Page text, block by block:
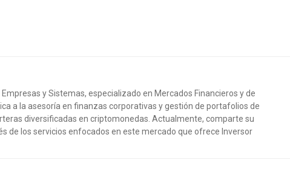
y Sistemas, especializado en Mercados Financieros y de
a la asesoría en finanzas corporativas y gestión de portafolios de
diversificadas en criptomonedas. Actualmente, comparte su
de los servicios enfocados en este mercado que ofrece Inversor